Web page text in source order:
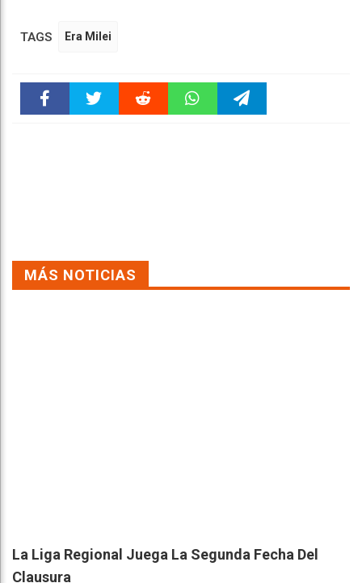
TAGS Era Milei
MÁS NOTICIAS
La Liga Regional Juega La Segunda Fecha Del
Clausura